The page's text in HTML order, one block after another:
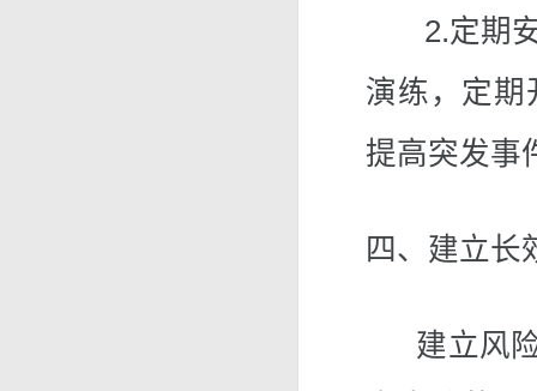
2.定期安
演练，定期
提高突发事
四、建立长
建立风险